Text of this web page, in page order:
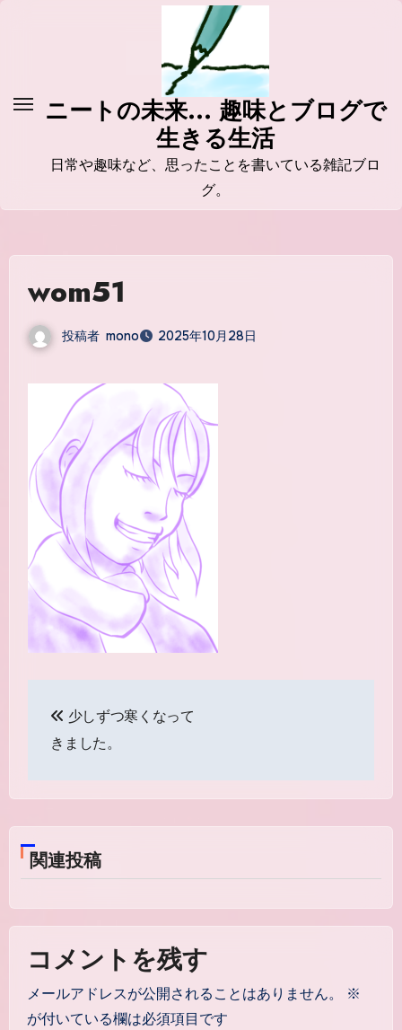
ッ
ニートの未来... 趣味とブログで
生きる生活
日常や趣味など、思ったことを書いている雑記ブロ
グ。
wom51
投稿者 mono 2025年10月28日
稿
ビ
ゲ
ー
シ
ョ
ン
少しずつ寒くなって
きました。
関連投稿
コメントを残す
メールアドレスが公開されることはありません。
※
が付いている欄は必須項目です